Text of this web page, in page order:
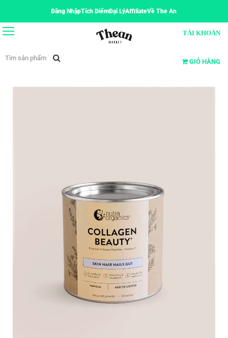
Đăng NhậpTích ĐiểmĐại LýAffiliateVề The An
TÀI KHOẢN
GIỎ HÀNG